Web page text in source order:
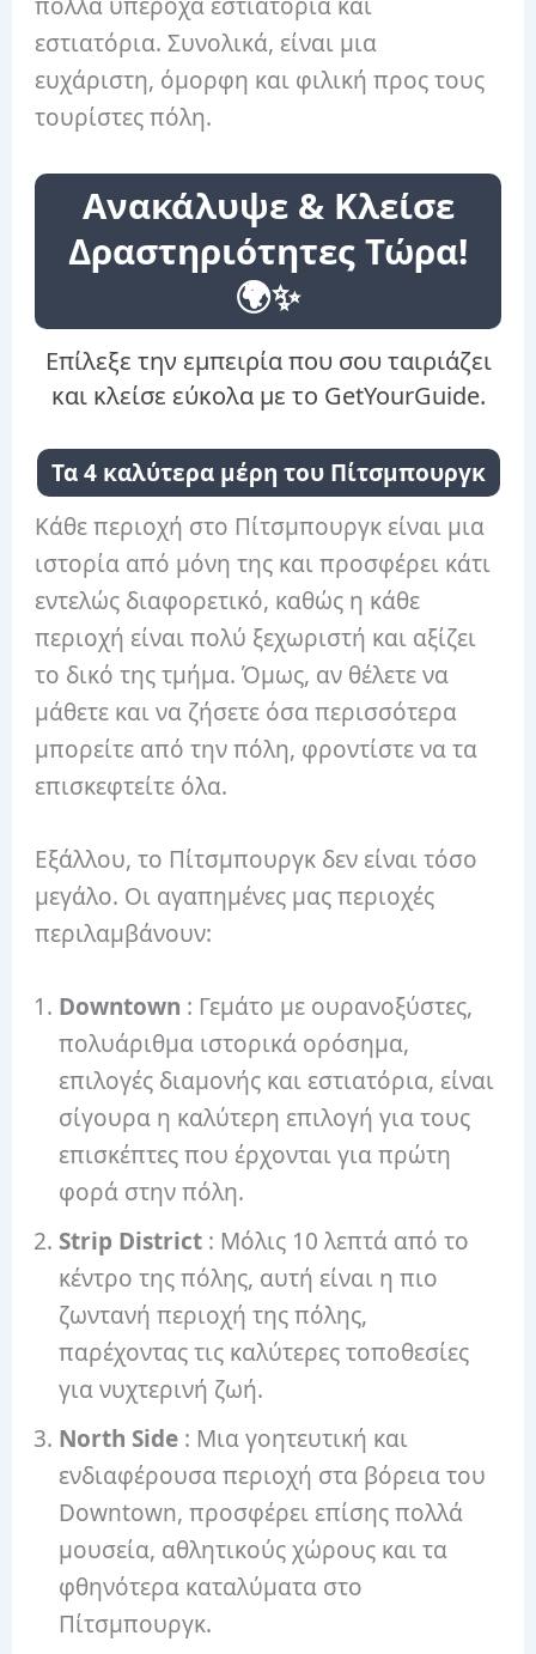
πολλά υπέροχα εστιατόρια και
εστιατόρια. Συνολικά, είναι μια
ευχάριστη, όμορφη και φιλική προς τους
τουρίστες πόλη.
Ανακάλυψε & Κλείσε
Δραστηριότητες Τώρα!
🌍✨
Επίλεξε την εμπειρία που σου ταιριάζει
και κλείσε εύκολα με το GetYourGuide.
Τα 4 καλύτερα μέρη του Πίτσμπουργκ
Κάθε περιοχή στο Πίτσμπουργκ είναι μια
ιστορία από μόνη της και προσφέρει κάτι
εντελώς διαφορετικό, καθώς η κάθε
περιοχή είναι πολύ ξεχωριστή και αξίζει
το δικό της τμήμα. Όμως, αν θέλετε να
μάθετε και να ζήσετε όσα περισσότερα
μπορείτε από την πόλη, φροντίστε να τα
επισκεφτείτε όλα.
Εξάλλου, το Πίτσμπουργκ δεν είναι τόσο
μεγάλο. Οι αγαπημένες μας περιοχές
περιλαμβάνουν:
Downtown : Γεμάτο με ουρανοξύστες,
πολυάριθμα ιστορικά ορόσημα,
επιλογές διαμονής και εστιατόρια, είναι
σίγουρα η καλύτερη επιλογή για τους
επισκέπτες που έρχονται για πρώτη
φορά στην πόλη.
Strip District : Μόλις 10 λεπτά από το
κέντρο της πόλης, αυτή είναι η πιο
ζωντανή περιοχή της πόλης,
παρέχοντας τις καλύτερες τοποθεσίες
για νυχτερινή ζωή.
North Side : Μια γοητευτική και
ενδιαφέρουσα περιοχή στα βόρεια του
Downtown, προσφέρει επίσης πολλά
μουσεία, αθλητικούς χώρους και τα
φθηνότερα καταλύματα στο
Πίτσμπουργκ.